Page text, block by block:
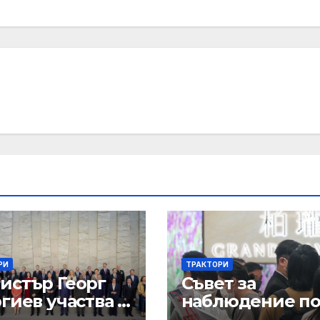
Георг
участва в
ТРАКТОРИ
Съвет за
наблюдение по